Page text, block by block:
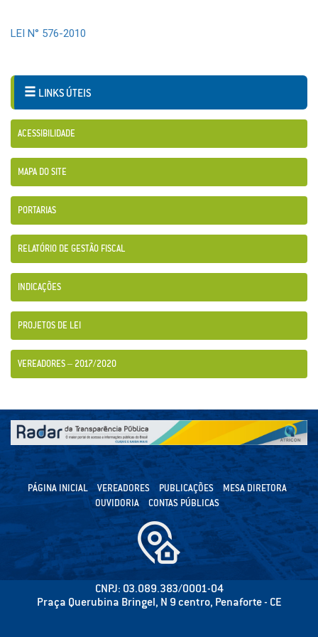
LEI N° 576-2010
LINKS ÚTEIS
ACESSIBILIDADE
MAPA DO SITE
PORTARIAS
RELATÓRIO DE GESTÃO FISCAL
INDICAÇÕES
PROJETOS DE LEI
VEREADORES – 2017/2020
PÁGINA INICIAL VEREADORES PUBLICAÇÕES
MESA DIRETORA
OUVIDORIA
CONTAS PÚBLICAS
CNPJ: 03.089.383/0001-04
Praça Querubina Bringel, N 9 centro, Penaforte - CE